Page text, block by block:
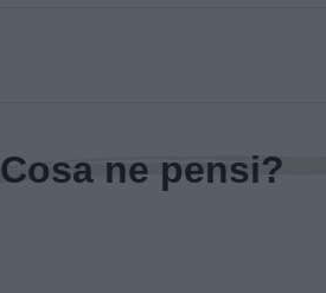
Cosa ne pensi?